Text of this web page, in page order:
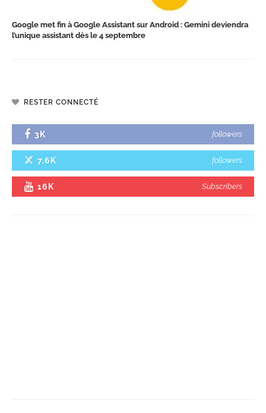
Google met fin à Google Assistant sur Android : Gemini deviendra
l’unique assistant dès le 4 septembre
RESTER CONNECTÉ
3K followers
7.6K followers
16K Subscribers